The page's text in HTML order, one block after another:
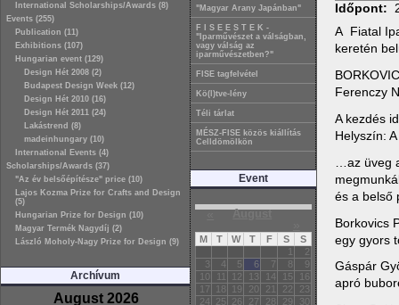
International Scholarships/Awards (8)
Events (255)
Publication (11)
Exhibitions (107)
Hungarian event (129)
Design Hét 2008 (2)
Budapest Design Week (12)
Design Hét 2010 (16)
Design Hét 2011 (24)
Lakástrend (8)
madeinhungary (10)
International Events (4)
Scholarships/Awards (37)
"Az év belsőépítésze" price (10)
Lajos Kozma Prize for Crafts and Design
(5)
Hungarian Prize for Design (10)
Magyar Termék Nagydíj (2)
László Moholy-Nagy Prize for Design (9)
Archívum
August 2026
"Magyar Arany Japánban"
F I S E E S T E K -
"Iparművészet a válságban,
vagy válság az
iparművészetben?"
FISE tagfelvétel
Kö(l)tve-lény
Téli tárlat
MÉSZ-FISE közös kiállítás
Celldömölkön
Event
« August
M T W T F S
S
1
2
3
4 5 6 7 8
9
10
11 12 13 14 15
16
17
18 19 20 21 22
23
24
25 26 27 28 29
30
Időpont:
A Fiatal
keretén
Ferenczy
A kezdés
Helyszín:
…az üveg
és a belső
Borkovics
egy gyors
Gáspár
apró